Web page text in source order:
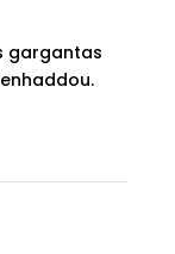
gargantas